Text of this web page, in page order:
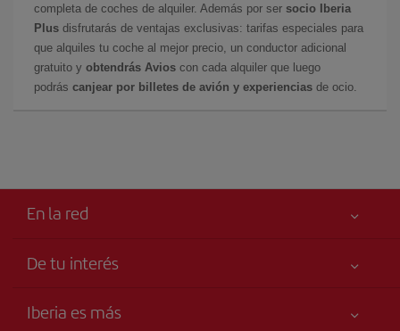
completa de coches de alquiler. Además por ser socio Iberia
Plus disfrutarás de ventajas exclusivas: tarifas especiales para
que alquiles tu coche al mejor precio, un conductor adicional
gratuito y obtendrás Avios con cada alquiler que luego
podrás canjear por billetes de avión y experiencias de ocio.
En la red
De tu interés
Accesibilidad
Iberia es más